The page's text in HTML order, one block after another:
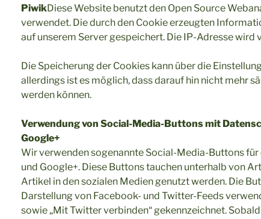
PiwikDiese Website benutzt den Open Source
verwendet. Die durch den Cookie erzeugten
auf unserem Server gespeichert. Die IP-Adresse wird
Die Speicherung der Cookies kann über die
allerdings ist es möglich, dass darauf hin nicht mehr
werden können.
Verwendung von Social-Media-Buttons mit
Google+
Wir verwenden sogenannte Social-Media-Buttons
und Google+. Diese Buttons tauchen unterhalb von
Artikel in den sozialen Medien genutzt werden. Die
Darstellung von Facebook- und Twitter-Feeds
sowie „Mit Twitter verbinden“ gekennzeichnet.